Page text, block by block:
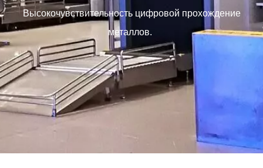
Высокочувствительность цифровой прохождение
металлов.